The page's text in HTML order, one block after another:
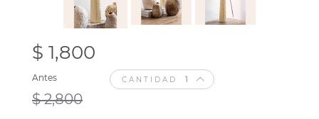
$ 1,800
Antes
$ 2,800
CANTIDAD